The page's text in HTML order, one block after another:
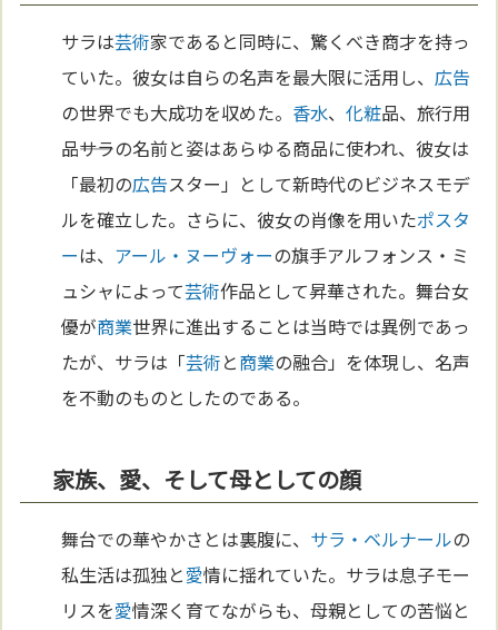
サラは芸術家であると同時に、驚くべき商才を持っ
ていた。彼女は自らの名声を最大限に活用し、広告
の世界でも大成功を収めた。 香水、化粧品、旅行用
品――サラの名前と姿はあらゆる商品に使われ、彼女は
「最初の広告スター」として新時代のビジネスモデ
ルを確立した。さらに、彼女の肖像を用いたポスタ
ーは、 アール・ヌーヴォーの旗手アルフォンス・ミ
ュシャによって芸術作品として昇華された。舞台女
優が商業世界に進出することは当時では異例であっ
たが、サラは「芸術と商業の融合」を体現し、名声
を不動のものとしたのである。
家族、愛、そして母としての顔
舞台での華やかさとは裏腹に、 サラ・ベルナールの
私生活は孤独と愛情に揺れていた。サラは息子モー
リスを愛情深く育てながらも、母親としての苦悩と